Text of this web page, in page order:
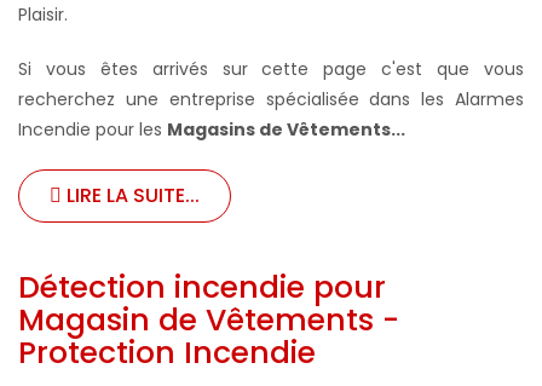
Plaisir.
Si vous êtes arrivés sur cette page c'est que vous
recherchez une entreprise spécialisée dans les Alarmes
Incendie pour les Magasins de Vêtements...
LIRE LA SUITE...
Détection incendie pour
Magasin de Vêtements -
Protection Incendie